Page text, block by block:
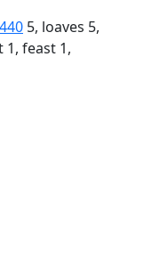
5, loaves 5,
1, feast 1,